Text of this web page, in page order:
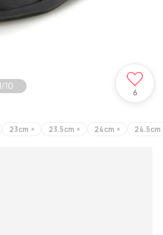
1/10
6
23cm × 23.5cm × 24cm × 24.5cm